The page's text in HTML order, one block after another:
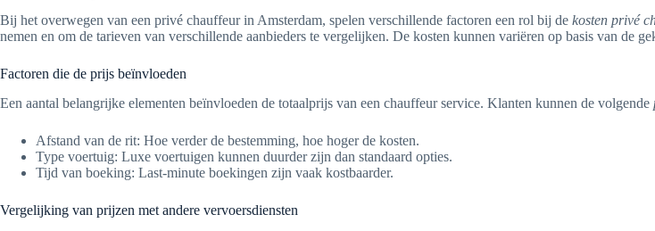
Bij het overwegen van een privé chauffeur in Amsterdam, spelen verschillende factoren een rol bij de kosten privé
nemen en om de tarieven van verschillende aanbieders te vergelijken. De kosten kunnen variëren op basis van de
Factoren die de prijs beïnvloeden
Een aantal belangrijke elementen beïnvloeden de totaalprijs van een chauffeur service. Klanten kunnen de volgende
Afstand van de rit: Hoe verder de bestemming, hoe hoger de kosten.
Type voertuig: Luxe voertuigen kunnen duurder zijn dan standaard opties.
Tijd van boeking: Last-minute boekingen zijn vaak kostbaarder.
Vergelijking van prijzen met andere vervoersdiensten